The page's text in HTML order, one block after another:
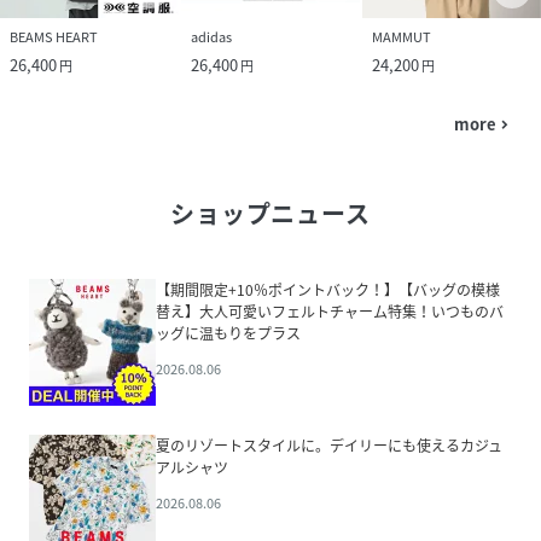
BEAMS HEART
26,400円
adidas
26,400円
MAMMUT
24,200円
more navigate_next
ショップニュース
【期間限定+10％ポイントバック！】【バッグの模様
替え】大人可愛いフェルトチャーム特集！いつものバ
ッグに温もりをプラス
2026.08.06
夏のリゾートスタイルに。デイリーにも使えるカジュ
アルシャツ
2026.08.06